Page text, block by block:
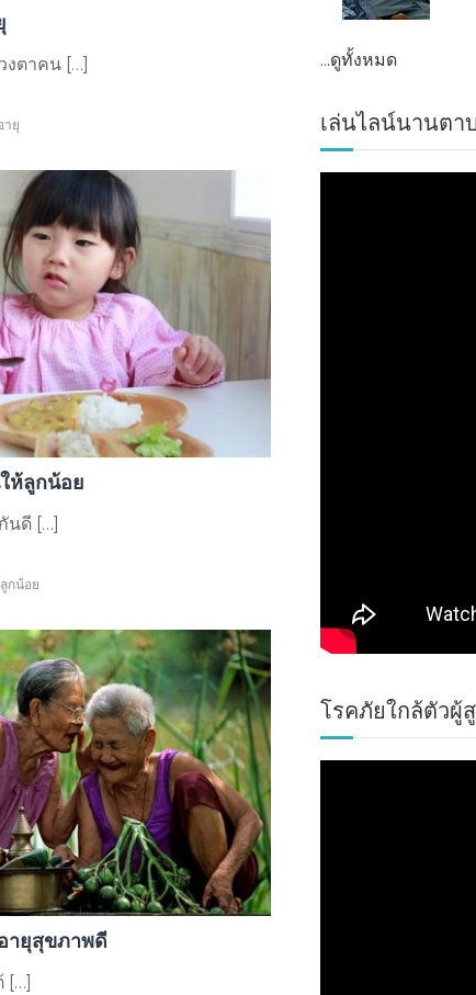
งตาคน […]
ายุ
ห้ลูกน้อย
นดี […]
กน้อย
ายุสุขภาพดี
[…]
...ดูทั้งหมด
เล่นไลน์นานตา
โรคภัยใกล้ตัวผู้